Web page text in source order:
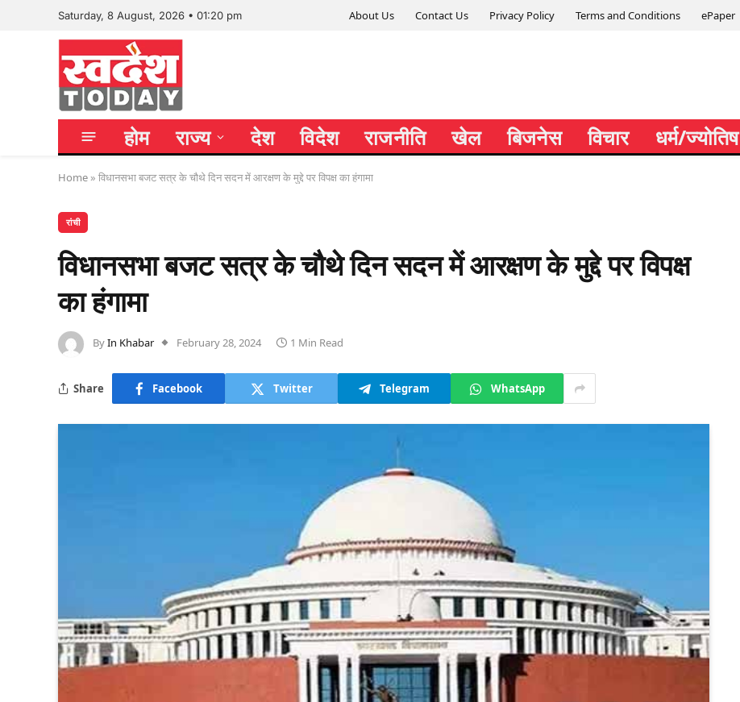
Saturday, 8 August, 2026 • 01:20 pm About Us Contact Us Privacy Policy Terms and Conditions ePaper
होम राज्य देश विदेश राजनीति खेल बिजनेस विचार धर्म/ज्योतिष
Home » विधानसभा बजट सत्र के चौथे दिन सदन में आरक्षण के मुद्दे पर विपक्ष का हंगामा
रांची
विधानसभा बजट सत्र के चौथे दिन सदन में आरक्षण के मुद्दे पर विपक्ष
का हंगामा
ByIn Khabar February 28, 2024 1 Min Read
Share Facebook Twitter Telegram WhatsApp